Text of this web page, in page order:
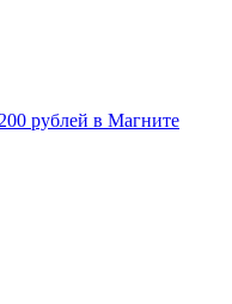
рублей в Магните